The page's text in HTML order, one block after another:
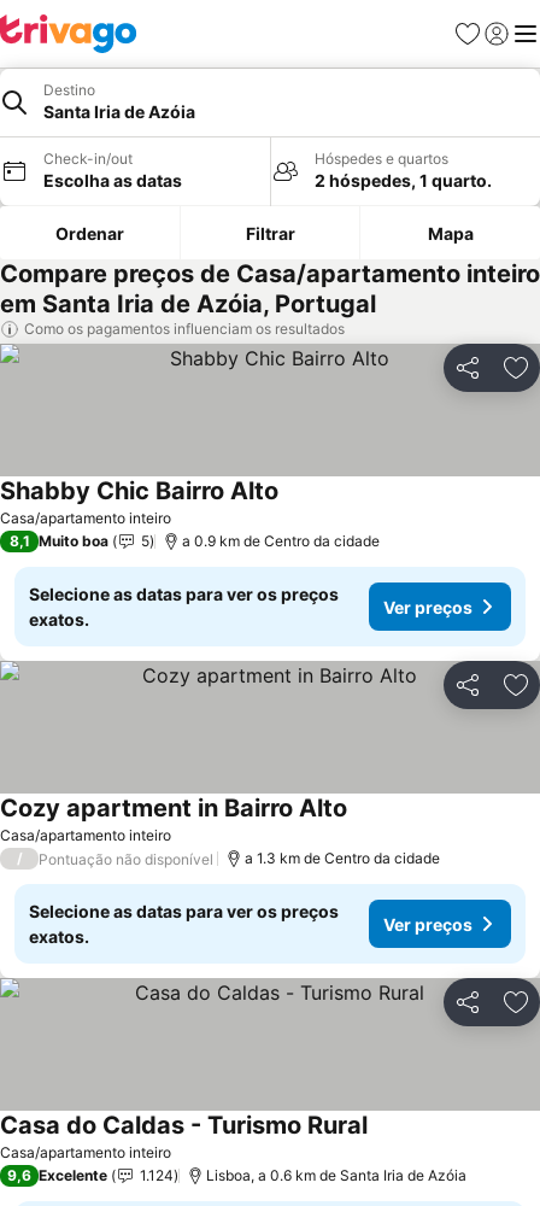
Favoritos
Iniciar
Destino
Santa Iria de Azóia
Check-in/out
Escolha as datas
Hóspedes e quartos
2 hóspedes, 1 quarto.
Ordenar Filtrar Mapa
Compare preços de Casa/apartamento inteiro
em Santa Iria de Azóia, Portugal
Como os pagamentos influenciam os resultados
Partilhar
Casa/apartamento inteiro
Shabby Chic Bairro Alto
8,1 Muito boa 5 a 0.9 km de Centro da cidade
Selecione as datas para ver os preços
exatos.
Ver preços
Partilhar
Casa/apartamento inteiro
Cozy apartment in Bairro Alto
/ Pontuação não disponível a 1.3 km de Centro da cidade
Selecione as datas para ver os preços
exatos.
Ver preços
Partilhar
Casa/apartamento inteiro
Casa do Caldas - Turismo RuralVer preços
9,6 Excelente 1.124 Lisboa, a 0.6 km de Santa Iria de Azóia